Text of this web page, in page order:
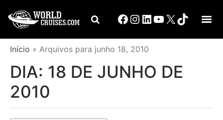
Início » Arquivos para junho 18, 2010
DIA: 18 DE JUNHO DE
2010